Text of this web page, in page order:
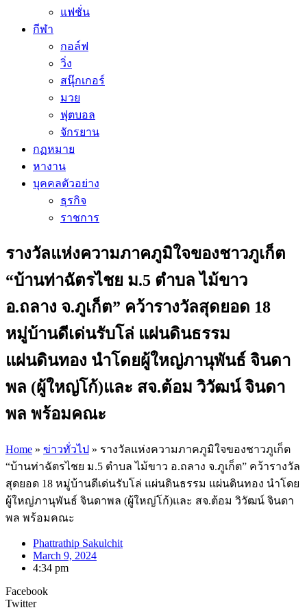
แฟชั่น
กีฬา
กอล์ฟ
วิ่ง
สนุ๊กเกอร์
มวย
ฟุตบอล
จักรยาน
กฏหมาย
หางาน
บุคคลตัวอย่าง
ธุรกิจ
ราชการ
รางวัลแห่งความภาคภูมิใจของชาวภูเก็ต
“บ้านท่าฉัตรไชย ม.5 ตำบล ไม้ขาว
อ.ถลาง จ.ภูเก็ต” คว้ารางวัลสุดยอด 18
หมู่บ้านดีเด่นรับโล่ แผ่นดินธรรม
แผ่นดินทอง นำโดยผู้ใหญ่ภานุพันธ์ จินดา
พล (ผู้ใหญ่โก้)และ สจ.ต้อม วิวัฒน์ จินดา
พล พร้อมคณะ
Home » ข่าวทั่วไป » รางวัลแห่งความภาคภูมิใจของชาวภูเก็ต
“บ้านท่าฉัตรไชย ม.5 ตำบล ไม้ขาว อ.ถลาง จ.ภูเก็ต” คว้ารางวัล
สุดยอด 18 หมู่บ้านดีเด่นรับโล่ แผ่นดินธรรม แผ่นดินทอง นำโดย
ผู้ใหญ่ภานุพันธ์ จินดาพล (ผู้ใหญ่โก้)และ สจ.ต้อม วิวัฒน์ จินดา
พล พร้อมคณะ
Phattrathip Sakulchit
March 9, 2024
4:34 pm
Facebook
Twitter